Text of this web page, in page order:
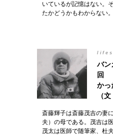
いているが記憶はない。
たかどうかもわからない。
バ
回
か
（
斎藤輝子は斎藤茂吉の妻
夫）の母である。茂吉は
茂太は医師で随筆家、杜